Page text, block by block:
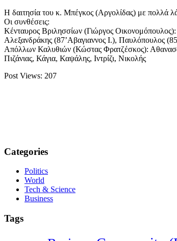
Η δαιτησία του κ. Μπέγκος (Αργολίδας) με πολλά
Οι συνθέσεις:
Κένταυρος Βριλησσίων (Γιώργος
Αλεξανδράκης (87’Αβαγιαννος Ι.), Παυλόπουλος
Απόλλων Καλυθιών (Κώστας Φρατζέσκος):
Πιζάνιας, Κάγια, Καψάλης, Ιντρίζι, Νικολής
Post Views: 207
Categories
Politics
World
Tech & Science
Business
Tags